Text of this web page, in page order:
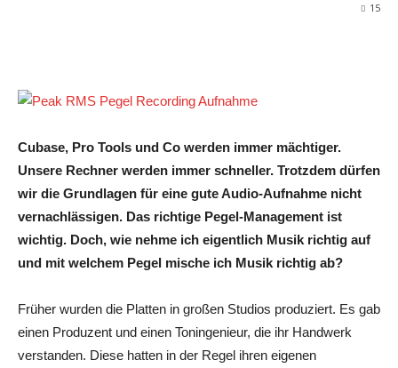
15
Cubase, Pro Tools und Co werden immer mächtiger.
Unsere Rechner werden immer schneller. Trotzdem dürfen
wir die Grundlagen für eine gute Audio-Aufnahme nicht
vernachlässigen. Das richtige Pegel-Management ist
wichtig. Doch, wie nehme ich eigentlich Musik richtig auf
und mit welchem Pegel mische ich Musik richtig ab?
Früher wurden die Platten in großen Studios produziert. Es gab
einen Produzent und einen Toningenieur, die ihr Handwerk
verstanden. Diese hatten in der Regel ihren eigenen